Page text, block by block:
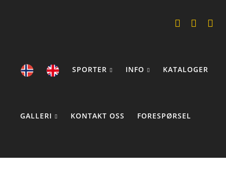
SPORTER INFO KATALOGER
GALLERI KONTAKT OSS FORESPØRSEL